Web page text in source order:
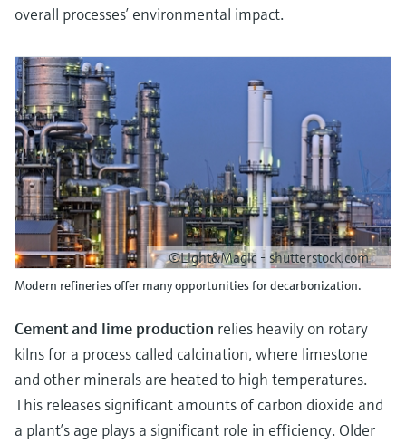
overall processes’ environmental impact.
©Light&Magic - shutterstock.com
Modern refineries offer many opportunities for decarbonization.
Cement and lime production relies heavily on rotary
kilns for a process called calcination, where limestone
and other minerals are heated to high temperatures.
This releases significant amounts of carbon dioxide and
a plant’s age plays a significant role in efficiency. Older